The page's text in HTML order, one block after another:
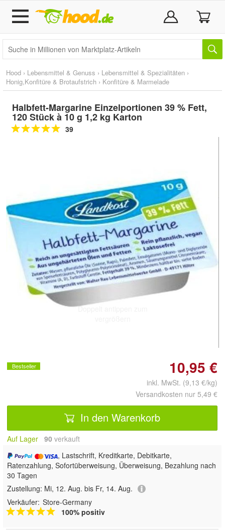
Hood › Lebensmittel & Genuss › Lebensmittel & Spezialitäten ›
Honig,Konfitüre & Brotaufstrich › Konfitüre & Marmelade
Halbfett-Margarine Einzelportionen 39 % Fett,
120 Stück à 10 g 1,2 kg Karton
39
Doppelt antippen zum
Bestseller 10,95 €
inkl. MwSt. (9,13 €/kg)
Versandkosten nur 5,49 €
In den Warenkorb
Auf Lager 90 verkauft
, Lastschrift, Kreditkarte, Debitkarte,
Ratenzahlung, Sofortüberweisung, Überweisung, Bezahlung nach
30 Tagen
Zustellung: Mi, 12. Aug. bis Fr, 14. Aug.
Verkäufer: Store-Germany
100% positiv